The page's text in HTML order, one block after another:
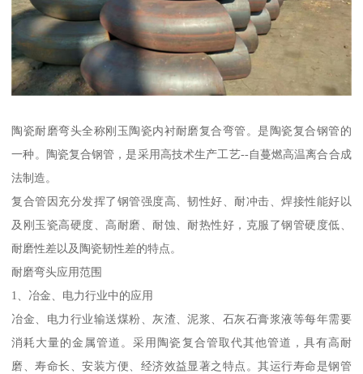
陶瓷耐磨弯头全称刚玉陶瓷内衬耐磨复合弯管。是陶瓷复合钢管的
一种。陶瓷复合钢管，是采用高技术生产工艺--自蔓燃高温离合合成
法制造。
复合管因充分发挥了钢管强度高、韧性好、耐冲击、焊接性能好以
及刚玉瓷高硬度、高耐磨、耐蚀、耐热性好，克服了钢管硬度低、
耐磨性差以及陶瓷韧性差的特点。
耐磨弯头应用范围
1、冶金、电力行业中的应用
冶金、电力行业输送煤粉、灰渣、泥浆、石灰石膏浆液等每年需要
消耗大量的金属管道。采用陶瓷复合管取代其他管道，具有高耐
磨、寿命长、安装方便、经济效益显著之特点。其运行寿命是钢管